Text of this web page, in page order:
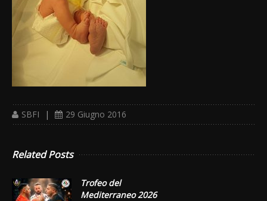
SBFI | 29 Giugno 2016
Related Posts
Trofeo del
Mediterraneo 2026